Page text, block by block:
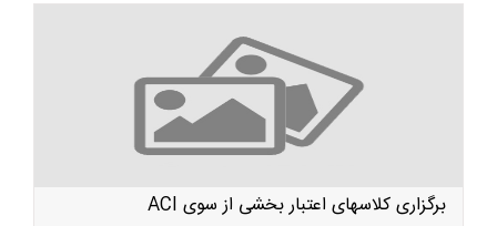
برگزاری کلاسهای اعتبار بخشی از سوی ACI